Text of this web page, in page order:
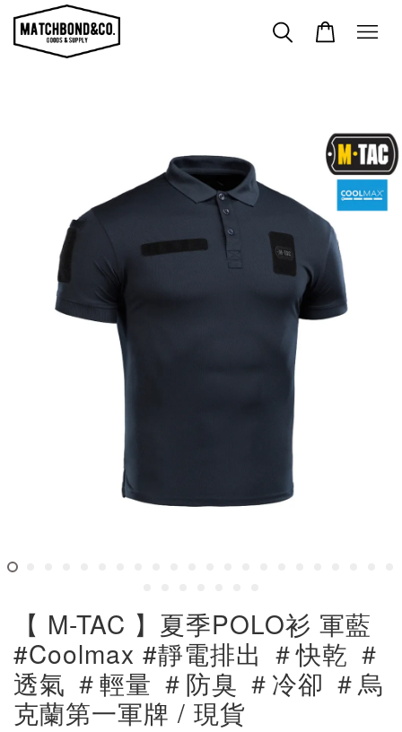
【 M-TAC 】夏季POLO衫 軍藍
#Coolmax #靜電排出 ＃快乾 ＃
透氣 ＃輕量 ＃防臭 ＃冷卻 ＃烏
克蘭第一軍牌 / 現貨